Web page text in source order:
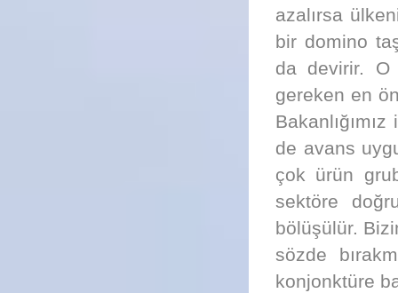
azalırsa
bir domino
da devirir. O
gereken en
de avans
çok ürün
sektöre
bölüşülür.
sözde
konjonktüre